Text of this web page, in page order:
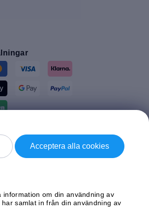
av
Acceptera alla cookies
om din användning av
samlat in från din användning av